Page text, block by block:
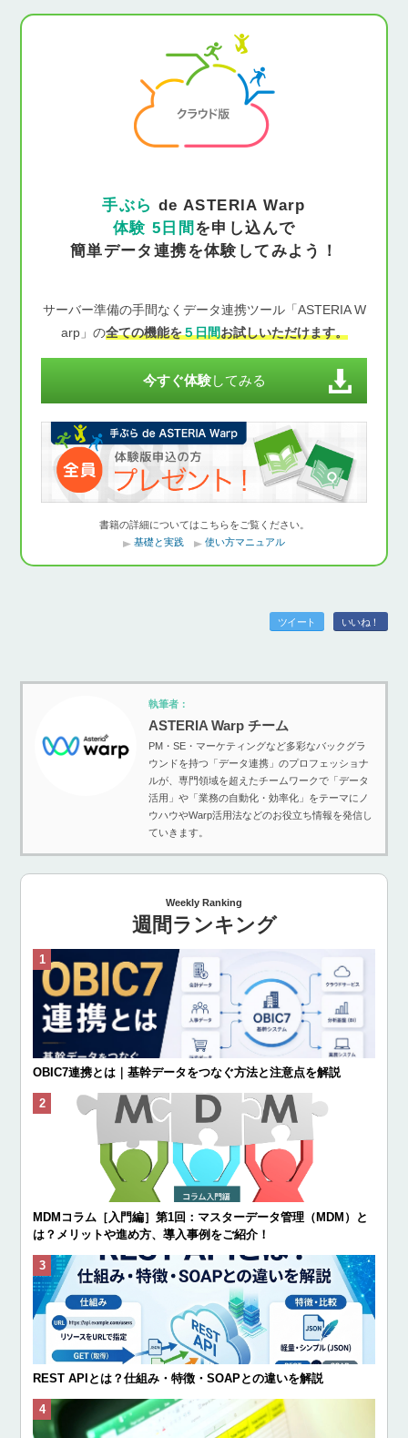
手ぶら de ASTERIA Warp
体験 5日間 を申し込んで
簡単データ連携を体験してみよう！
サーバー準備の手間なくデータ連携ツール「ASTERIA W
arp」の全ての機能を５日間お試しいただけます。
今すぐ体験してみる
書籍の詳細についてはこちらをご覧ください。
基礎と実践
使い方マニュアル
ツイート いいね！
執筆者：
ASTERIA Warp チーム
PM・SE・マーケティングなど多彩なバックグラ
ウンドを持つ「データ連携」のプロフェッショナ
ルが、専門領域を超えたチームワークで「データ
活用」や「業務の自動化・効率化」をテーマにノ
ウハウやWarp活用法などのお役立ち情報を発信し
ていきます。
Weekly Ranking
週間ランキング
OBIC7連携とは｜基幹データをつなぐ方法と注意点を解説
MDMコラム［入門編］第1回：マスターデータ管理（MDM）と
は？メリットや進め方、導入事例をご紹介！
REST APIとは？仕組み・特徴・SOAPとの違いを解説